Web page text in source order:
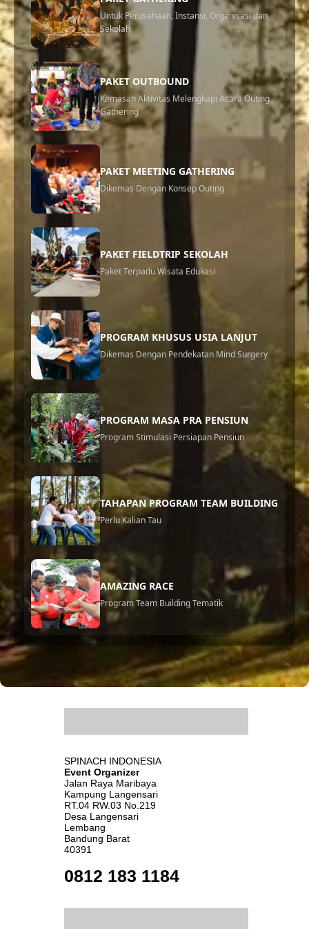
Bandung / Jasa Eo Outbound di Bandung Program Fun
Games Program Team Building Progra...
Untuk Perusahaan, Instansi, Organisasi dan
Sekolah
PAKET OUTBOUND
Kemasan Aktivitas Melengkapi Acara Outing
Gathering
PAKET MEETING GATHERING
Dikemas Dengan Konsep Outing
PAKET FIELDTRIP SEKOLAH
Paket Terpadu Wisata Edukasi
PROGRAM KHUSUS USIA LANJUT
Dikemas Dengan Pendekatan Mind Surgery
PROGRAM MASA PRA PENSIUN
Program Stimulasi Persiapan Pensiun
TAHAPAN PROGRAM TEAM BUILDING
Perlu Kalian Tau
AMAZING RACE
Program Team Building Tematik
SPINACH INDONESIA
Event Organizer
Jalan Raya Maribaya
Kampung Langensari
RT.04 RW.03 No.219
Desa Langensari
Lembang
Bandung Barat
40391
0812 183 1184